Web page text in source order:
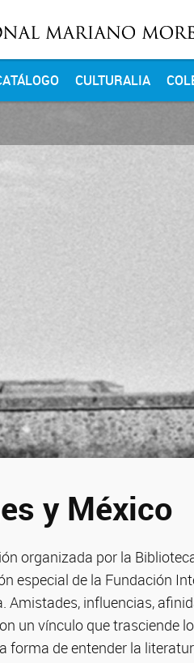
CULTURALIA
y México
organizada por la
especial de la Fundación
Amistades, influencias,
un vínculo que trasciende
forma de entender la